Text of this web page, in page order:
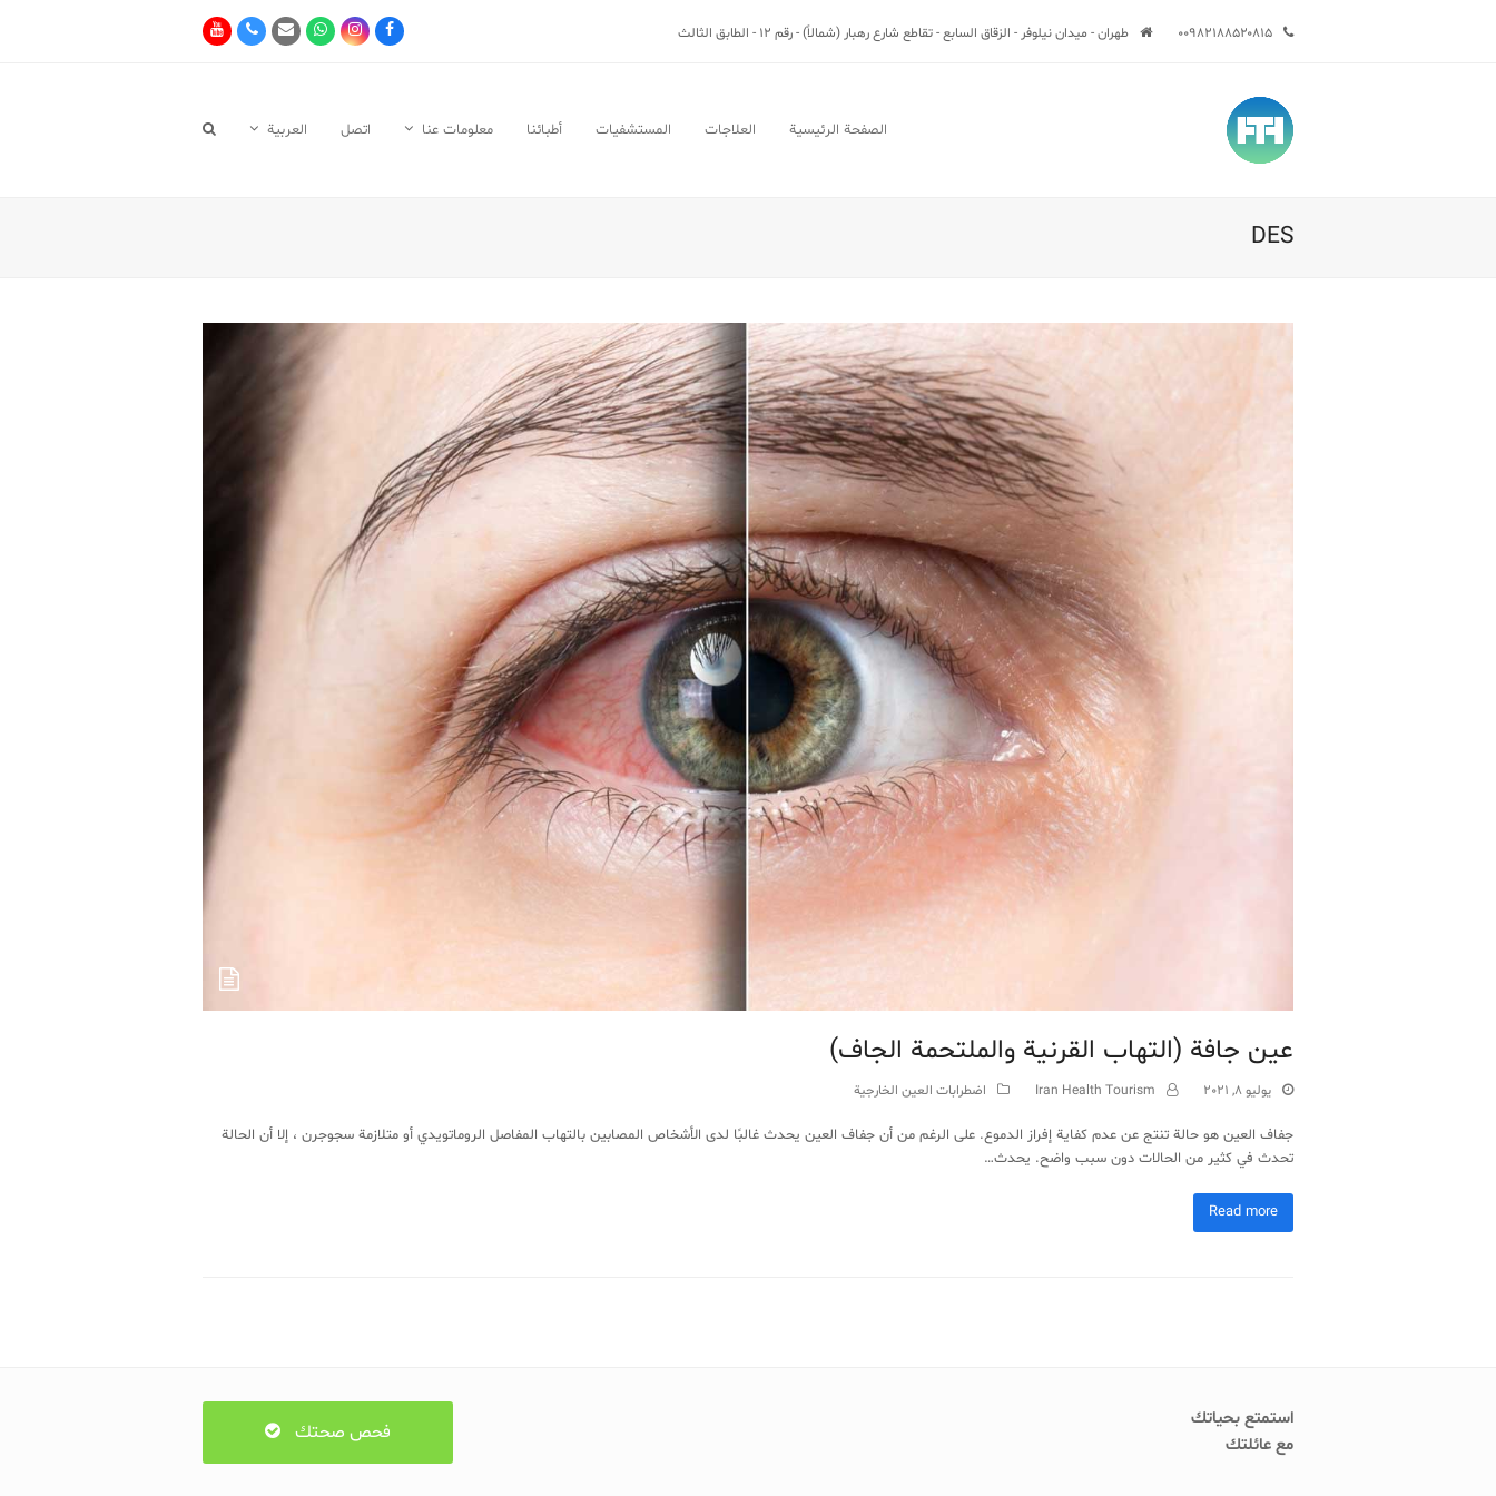
طهران - ميدان نيلوفر - الزقاق السابع - تقاطع شارع رهبار (شمالاً) - رقم 12 - الطابق الثالث Facebook
Instagram
Whatsapp
Email
Phone
Youtube
الصفحة الرئيسية العلاجات المستشفيات أطبائنا معلومات عنا اتصل العربية
DES
عين جافة (التهاب القرنية والملتحمة الجاف)
يوليو 8, 2021 Iran Health Tourism اضطرابات العين الخارجية
جفاف العين هو حالة تنتج عن عدم كفاية إفراز الدموع. على الرغم من أن جفاف العين يحدث غالبًا لدى الأشخاص المصابين بالتهاب المفاصل الروماتويدي أو متلازمة سجوجرن ، إلا أن الحالة
تحدث في كثير من الحالات دون سبب واضح. يحدث…
Read more
استمتع بحياتك
مع عائلتك
فحص صحتك